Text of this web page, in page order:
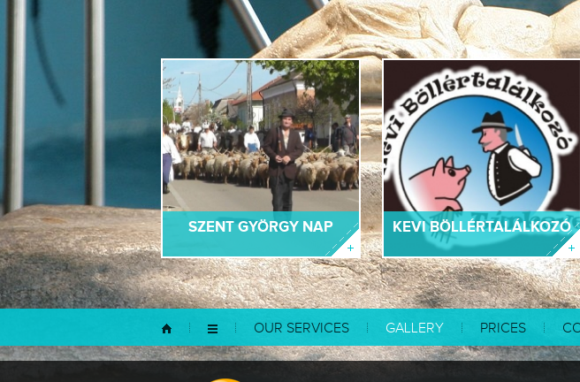
SZENT GYÖRGY NAP KEVI BÖLLÉRTALÁLKOZÓ
OUR SERVICES GALLERY PRICES